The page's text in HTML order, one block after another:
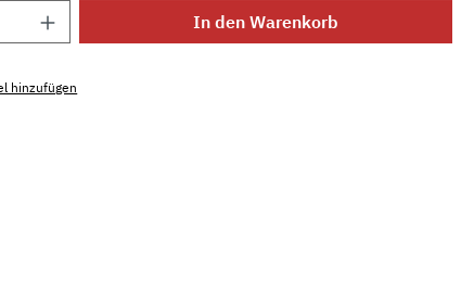
Gib den gewünschten Wert ein
In den Warenkorb
hinzufügen